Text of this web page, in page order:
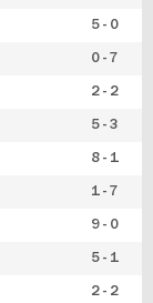
5 - 0
0 - 7
2 - 2
5 - 3
8 - 1
1 - 7
9 - 0
5 - 1
2 - 2